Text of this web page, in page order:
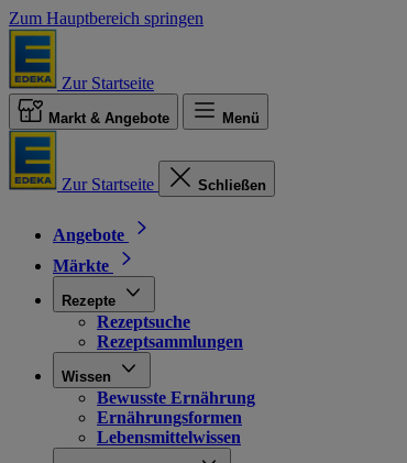
Zum Hauptbereich springen
Zur Startseite
Markt & Angebote Menü
Zur Startseite Schließen
Angebote
Märkte
Rezepte
Rezeptsuche
Rezeptsammlungen
Wissen
Bewusste Ernährung
Ernährungsformen
Lebensmittelwissen